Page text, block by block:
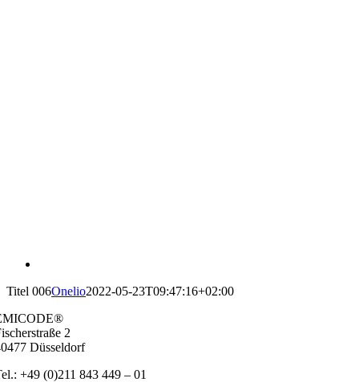
Titel 006Onelio2022-05-23T09:47:16+02:00
2
Düs­sel­dorf
+49 (0)211 843 449 – 01